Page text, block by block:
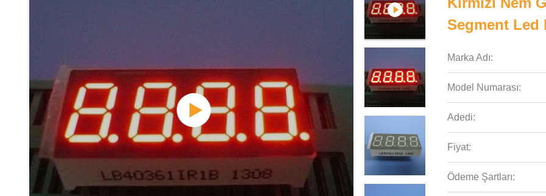
Segment Led
Marka Adı:
Model Numarası:
Adedi:
Fiyat:
Ödeme Şartları: